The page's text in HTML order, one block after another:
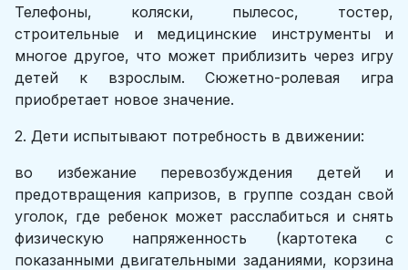
Телефоны, коляски, пылесос, тостер,
строительные и медицинские инструменты и
многое другое, что может приблизить через игру
детей к взрослым. Сюжетно-ролевая игра
приобретает новое значение.
2. Дети испытывают потребность в движении:
во избежание перевозбуждения детей и
предотвращения капризов, в группе создан свой
уголок, где ребенок может расслабиться и снять
физическую напряженность (картотека с
показанными двигательными заданиями, корзина